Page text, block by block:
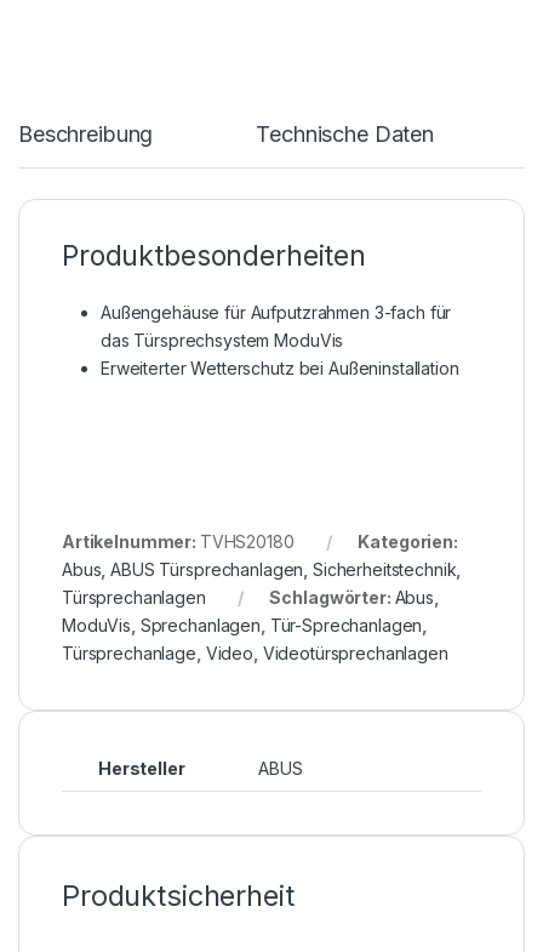
Beschreibung Technische Daten
Produktbesonderheiten
Außengehäuse für Aufputzrahmen 3-fach für
das Türsprechsystem ModuVis
Erweiterter Wetterschutz bei Außeninstallation
Artikelnummer: TVHS20180
Kategorien:
Abus ,ABUS Türsprechanlagen Sicherheitstechnik
Türsprechanlagen
Schlagwörter: Abus
ModuVis Sprechanlagen Tür-Sprechanlagen
Türsprechanlage Video Videotürsprechanlagen
Hersteller ABUS
Produktsicherheit